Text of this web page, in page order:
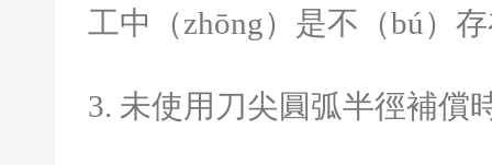
工中（zhōng）是不（bú）
3. 未使用刀尖圓弧半徑補償